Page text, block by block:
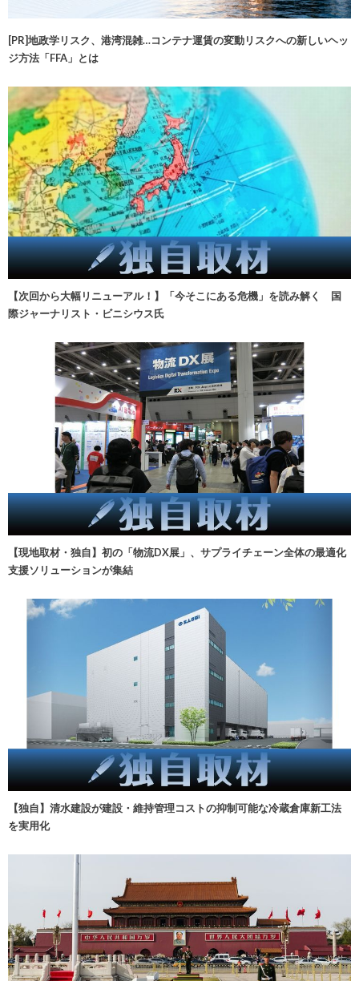
[PR]地政学リスク、港湾混雑…コンテナ運賃の変動リスクへの新しいヘッ
ジ方法「FFA」とは
【次回から大幅リニューアル！】「今そこにある危機」を読み解く 国
際ジャーナリスト・ビニシウス氏
【現地取材・独自】初の「物流DX展」、サプライチェーン全体の最適化
支援ソリューションが集結
【独自】清水建設が建設・維持管理コストの抑制可能な冷蔵倉庫新工法
を実用化